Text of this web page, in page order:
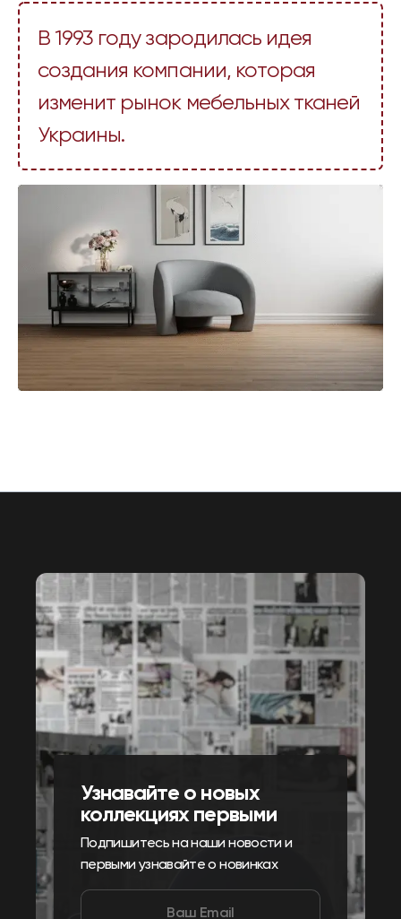
В 1993 году зародилась идея
создания компании, которая
изменит рынок мебельных тканей
Украины.
Узнавайте о новых
коллекциях первыми
Подпишитесь на наши новости и
первыми узнавайте о новинках